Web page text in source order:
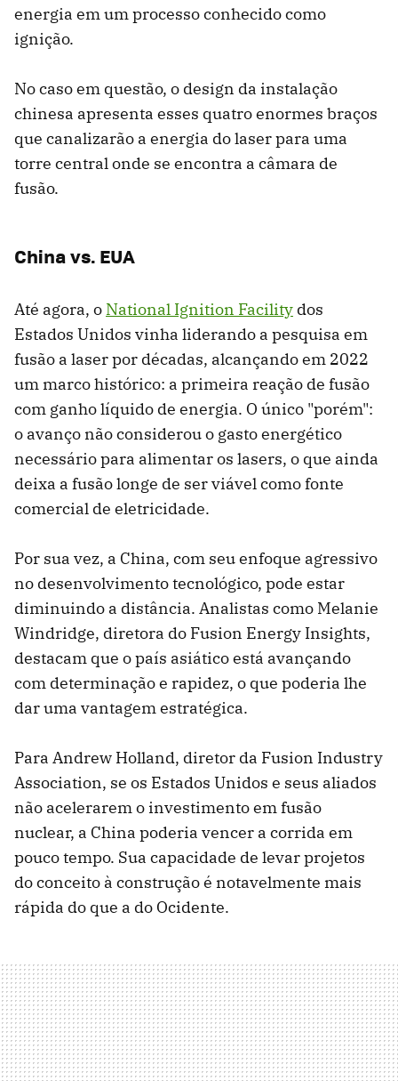
energia em um processo conhecido como
ignição.
No caso em questão, o design da instalação
chinesa apresenta esses quatro enormes braços
que canalizarão a energia do laser para uma
torre central onde se encontra a câmara de
fusão.
China vs. EUA
Até agora, o National Ignition Facility dos
Estados Unidos vinha liderando a pesquisa em
fusão a laser por décadas, alcançando em 2022
um marco histórico: a primeira reação de fusão
com ganho líquido de energia. O único "porém":
o avanço não considerou o gasto energético
necessário para alimentar os lasers, o que ainda
deixa a fusão longe de ser viável como fonte
comercial de eletricidade.
Por sua vez, a China, com seu enfoque agressivo
no desenvolvimento tecnológico, pode estar
diminuindo a distância. Analistas como Melanie
Windridge, diretora do Fusion Energy Insights,
destacam que o país asiático está avançando
com determinação e rapidez, o que poderia lhe
dar uma vantagem estratégica.
Para Andrew Holland, diretor da Fusion Industry
Association, se os Estados Unidos e seus aliados
não acelerarem o investimento em fusão
nuclear, a China poderia vencer a corrida em
pouco tempo. Sua capacidade de levar projetos
do conceito à construção é notavelmente mais
rápida do que a do Ocidente.